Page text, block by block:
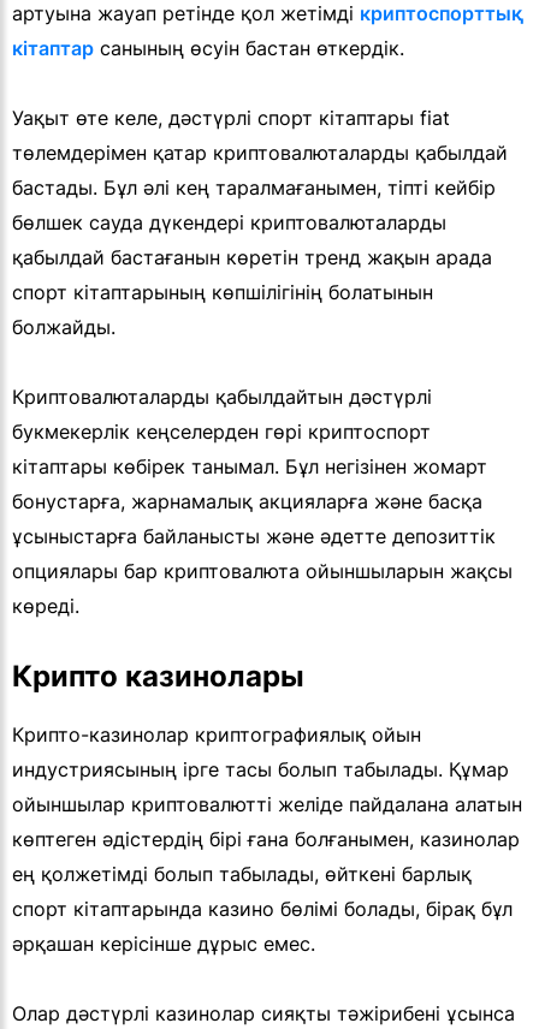
артуына жауап ретінде қол жетімді криптоспорттық
кітаптар санының өсуін бастан өткердік.
Уақыт өте келе, дәстүрлі спорт кітаптары fiat
төлемдерімен қатар криптовалюталарды қабылдай
бастады. Бұл әлі кең таралмағанымен, тіпті кейбір
бөлшек сауда дүкендері криптовалюталарды
қабылдай бастағанын көретін тренд жақын арада
спорт кітаптарының көпшілігінің болатынын
болжайды.
Криптовалюталарды қабылдайтын дәстүрлі
букмекерлік кеңселерден гөрі криптоспорт
кітаптары көбірек танымал. Бұл негізінен жомарт
бонустарға, жарнамалық акцияларға және басқа
ұсыныстарға байланысты және әдетте депозиттік
опциялары бар криптовалюта ойыншыларын жақсы
көреді.
Крипто казинолары
Крипто-казинолар криптографиялық ойын
индустриясының ірге тасы болып табылады. Құмар
ойыншылар криптовалютті желіде пайдалана алатын
көптеген әдістердің бірі ғана болғанымен, казинолар
ең қолжетімді болып табылады, өйткені барлық
спорт кітаптарында казино бөлімі болады, бірақ бұл
әрқашан керісінше дұрыс емес.
Олар дәстүрлі казинолар сияқты тәжірибені ұсынса